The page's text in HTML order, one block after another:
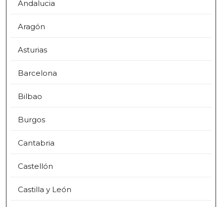
Andalucia
Aragón
Asturias
Barcelona
Bilbao
Burgos
Cantabria
Castellón
Castilla y León